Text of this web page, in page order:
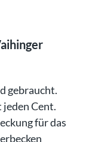
gebraucht.
Cent.
für das